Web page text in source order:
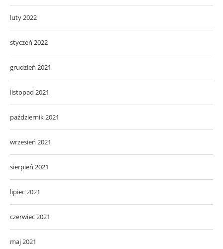
luty 2022
styczeń 2022
grudzień 2021
listopad 2021
październik 2021
wrzesień 2021
sierpień 2021
lipiec 2021
czerwiec 2021
maj 2021